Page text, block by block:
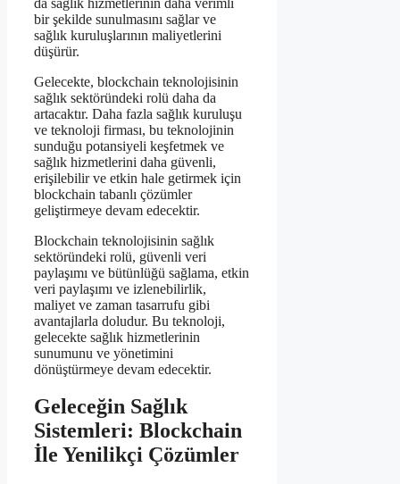
bir şekilde sunulmasını sağlar ve
sağlık kuruluşlarının maliyetlerini
düşürür.
Gelecekte, blockchain teknolojisinin
sağlık sektöründeki rolü daha da
artacaktır. Daha fazla sağlık kuruluşu
ve teknoloji firması, bu teknolojinin
sunduğu potansiyeli keşfetmek ve
sağlık hizmetlerini daha güvenli,
erişilebilir ve etkin hale getirmek için
blockchain tabanlı çözümler
geliştirmeye devam edecektir.
Blockchain teknolojisinin sağlık
sektöründeki rolü, güvenli veri
paylaşımı ve bütünlüğü sağlama, etkin
veri paylaşımı ve izlenebilirlik,
maliyet ve zaman tasarrufu gibi
avantajlarla doludur. Bu teknoloji,
gelecekte sağlık hizmetlerinin
sunumunu ve yönetimini
dönüştürmeye devam edecektir.
Geleceğin Sağlık
Sistemleri: Blockchain
İle Yenilikçi Çözümler